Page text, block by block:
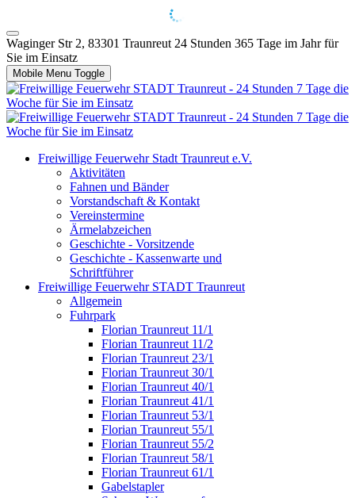
Waginger Str 2, 83301 Traunreut 24 Stunden 365 Tage im Jahr für
Sie im Einsatz
Mobile Menu Toggle
Freiwillige Feuerwehr Stadt Traunreut e.V.
Aktivitäten
Fahnen und Bänder
Vorstandschaft & Kontakt
Vereinstermine
Ärmelabzeichen
Geschichte - Vorsitzende
Geschichte - Kassenwarte und
Schriftführer
Freiwillige Feuerwehr STADT Traunreut
Allgemein
Fuhrpark
Florian Traunreut 11/1
Florian Traunreut 11/2
Florian Traunreut 23/1
Florian Traunreut 30/1
Florian Traunreut 40/1
Florian Traunreut 41/1
Florian Traunreut 53/1
Florian Traunreut 55/1
Florian Traunreut 55/2
Florian Traunreut 58/1
Florian Traunreut 61/1
Gabelstapler